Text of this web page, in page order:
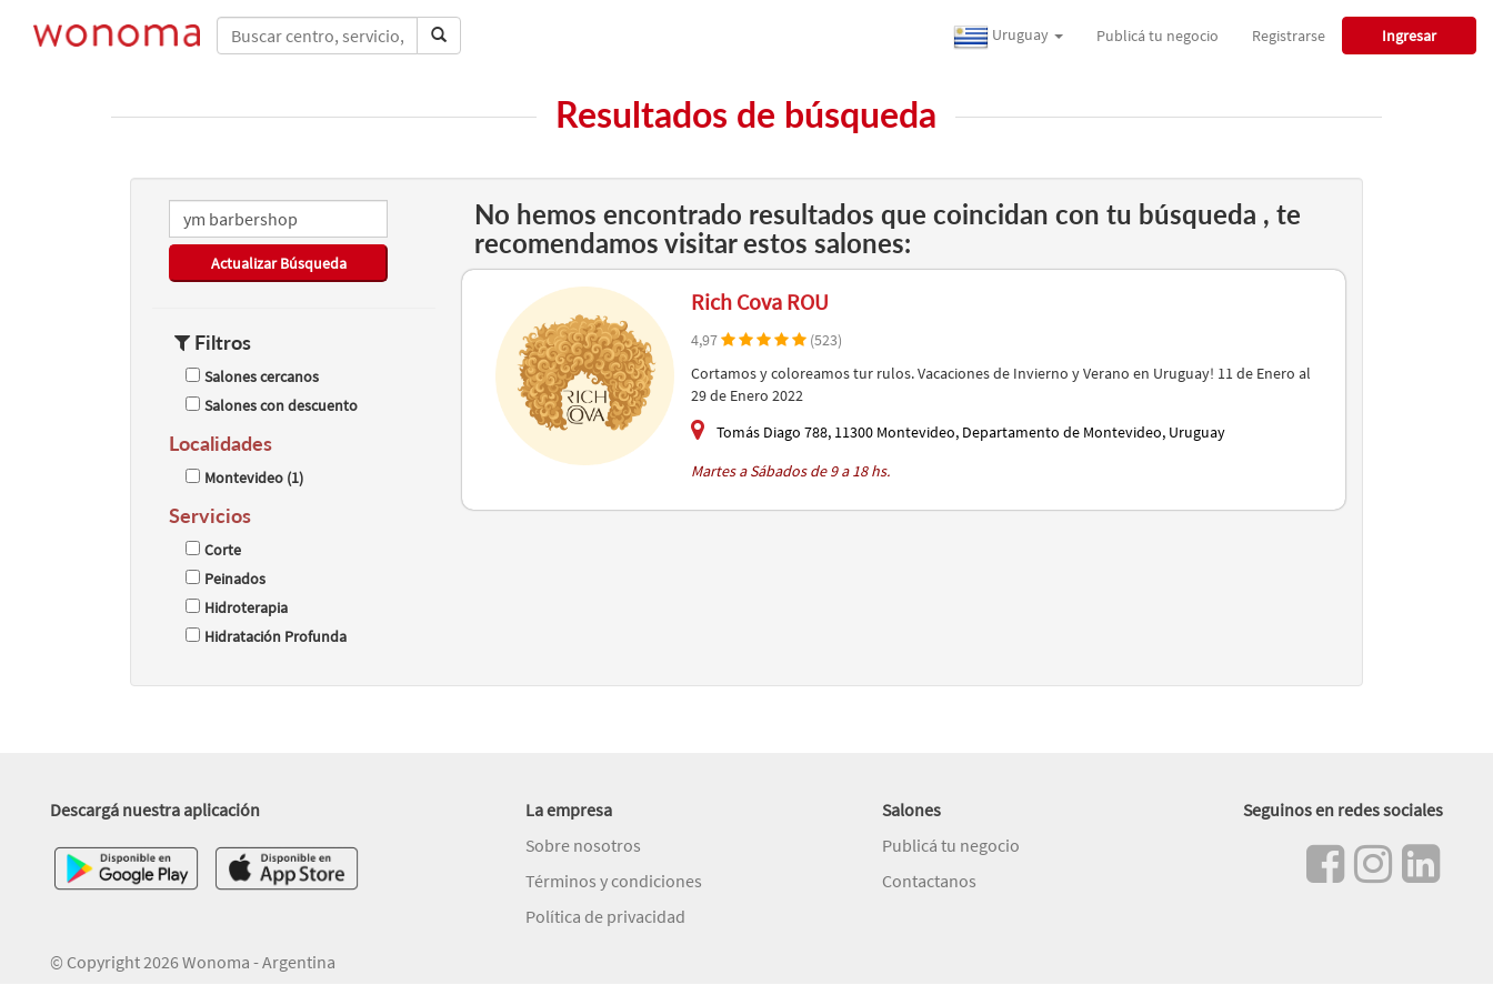
Uruguay Publicá tu negocio Registrarse Ingresar
Resultados de búsqueda
Actualizar Búsqueda
Filtros
Salones cercanos
Salones con descuento
Localidades
Montevideo (1)
Servicios
Corte
Peinados
Hidroterapia
Hidratación Profunda
No hemos encontrado resultados que coincidan con tu búsqueda , te
recomendamos visitar estos salones:
Rich Cova ROU
4,97
(523)
Cortamos y coloreamos tur rulos. Vacaciones de Invierno y Verano en Uruguay! 11 de Enero al
29 de Enero 2022
Tomás Diago 788, 11300 Montevideo, Departamento de Montevideo, Uruguay
Martes a Sábados de 9 a 18 hs.
Descargá nuestra aplicación
La empresa
Sobre nosotros
Términos y condiciones
Política de privacidad
Salones
Publicá tu negocio
Contactanos
Seguinos en redes sociales
© Copyright 2026 Wonoma - Argentina